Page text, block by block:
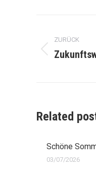
ZURÜCK
Vorheriger
Related
Schöne
03/07/2026